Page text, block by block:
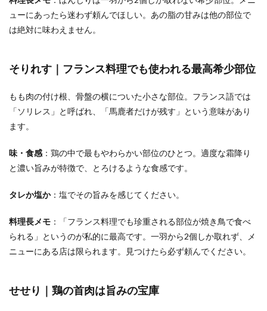
ューにあったら迷わず頼んでほしい。あの脂の甘みは他の部位で
は絶対に味わえません。
そりれす｜フランス料理でも使われる最高希少部位
もも肉の付け根、骨盤の横についた小さな部位。フランス語では
「ソリレス」と呼ばれ、「馬鹿者だけが残す」という意味があり
ます。
味・食感 ：鶏の中で最もやわらかい部位のひとつ。適度な霜降り
と濃い旨みが特徴で、とろけるような食感です。
タレか塩か：塩でその旨みを感じてください。
料理長メモ ：「フランス料理でも珍重される部位が焼き鳥で食べ
られる」というのが私的に最高です。一羽から2個しか取れず、メ
ニューにある店は限られます。見つけたら必ず頼んでください。
せせり｜鶏の首肉は旨みの宝庫